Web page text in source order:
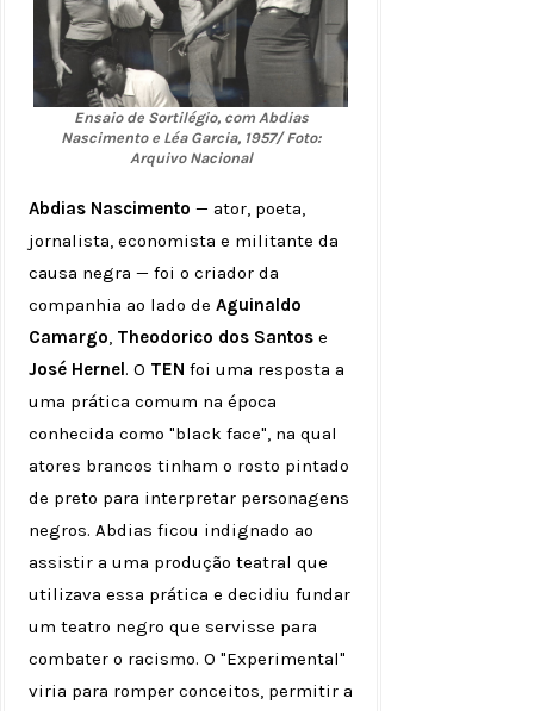
Ensaio de Sortilégio, com Abdias
Nascimento e Léa Garcia, 1957/ Foto:
Arquivo Nacional
Abdias Nascimento — ator, poeta,
jornalista, economista e militante da
causa negra — foi o criador da
companhia ao lado de Aguinaldo
Camargo, Theodorico dos Santos e
José Hernel. O TEN foi uma resposta a
uma prática comum na época
conhecida como "black face", na qual
atores brancos tinham o rosto pintado
de preto para interpretar personagens
negros. Abdias ficou indignado ao
assistir a uma produção teatral que
utilizava essa prática e decidiu fundar
um teatro negro que servisse para
combater o racismo. O "Experimental"
viria para romper conceitos, permitir a